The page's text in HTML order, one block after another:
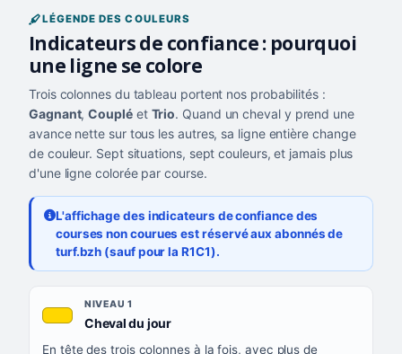
LÉGENDE DES COULEURS
Indicateurs de confiance : pourquoi
une ligne se colore
Trois colonnes du tableau portent nos probabilités :
Gagnant,Coupléet Trio. Quand un cheval y prend une
avance nette sur tous les autres, sa ligne entière change
de couleur. Sept situations, sept couleurs, et jamais plus
d'une ligne colorée par course.
L'affichage des indicateurs de confiance des
courses non courues est réservé aux abonnés de
turf.bzh (sauf pour la R1C1).
QUAND LA LIGNE PREND CETTE COULEUR
NIVEAU 1
Cheval du jour, couleur jaune or
En tête des trois colonnes à la fois, avec plus de